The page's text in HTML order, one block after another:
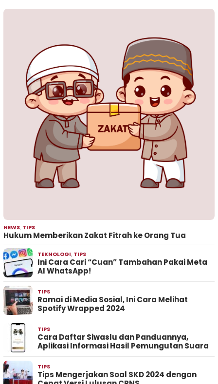
NEWS, TIPS
Hukum Memberikan Zakat Fitrah ke Orang Tua
TEKNOLOGI, TIPS
Ini Cara Cari “Cuan” Tambahan Pakai Meta
AI WhatsApp!
TIPS
Ramai di Media Sosial, Ini Cara Melihat
Spotify Wrapped 2024
TIPS
Cara Daftar Siwaslu dan Panduannya,
Aplikasi Informasi Hasil Pemungutan Suara
TIPS
Tips Mengerjakan Soal SKD 2024 dengan